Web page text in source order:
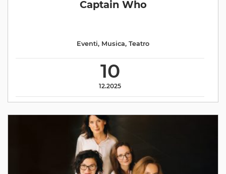
Captain Who
10
12.2025
Eventi, Musica, Teatro